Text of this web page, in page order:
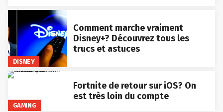
DISNEY
Comment marche vraiment
Disney+? Découvrez tous les
trucs et astuces
GAMING
Fortnite de retour sur iOS? On
est très loin du compte